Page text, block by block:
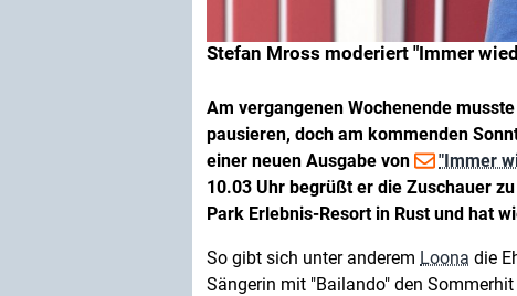
Stefan Mross moderiert "Immer
Am vergangenen Wochenende
pausieren, doch am kommenden
einer neuen Ausgabe von
"Immer
10.03 Uhr begrüßt er die Zuschauer
Park Erlebnis-Resort in Rust und hat
So gibt sich unter anderem Loona die
Sängerin mit "Bailando" den